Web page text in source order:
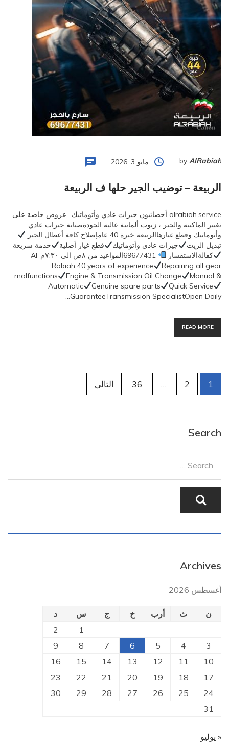
by AlRabiah مايو 3, 2026
الربيعة – توضيب الجير حلها ف الربيعة
alrabiah.service أخصائيون جيرات عادي وأتوماتيك ..عروض خاصة على
تغيير الماكينة والجير ، زيوت ألمانية عالية الجودةصيانة جيرات عادي
وأتوماتيك وقطع غيارهاالربيعة خبرة 40 عامإصلاح كافة أعطال الجير
تبديل الزيت
جيرات عادي وأتوماتيك قطع غيار أصلية
خدمة سريعة
كفالةالاستفسار
69677431المواعيد من ٨ص الى ٧:٣٠مAl-
Rabiah 40 years of experience
Repairing all gear
malfunctions
Engine & Transmission Oil Change
Manual &
Automatic
Genuine spare parts
Quick Service
GuaranteeTransmission SpecialistOpen Daily…
READ MORE
تصفّح
المقالات
1
2
36 التالي
Search
Archives
أغسطس 2026
ن ث أرب خ ج س
د
1
2
3
4
5
6
7
8
9
10
11
12
13
14
15
16
17
18
19
20
21
22
23
24
25
26
27
28
29
30
31
« يوليو